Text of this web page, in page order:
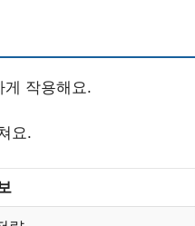
게 작용해요.
요.